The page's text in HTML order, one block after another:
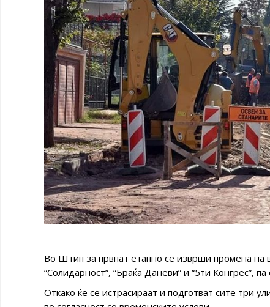
Во Штип за првпат етапно се изврши промена
“Солидарност”, “Браќа Даневи” и “5ти Конгрес”,
Откако ќе се истрасираат и подготват сите три